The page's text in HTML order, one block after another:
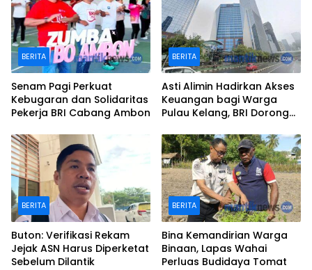
BERITA
Senam Pagi Perkuat
Kebugaran dan Solidaritas
Pekerja BRI Cabang Ambon
BERITA
Asti Alimin Hadirkan Akses
Keuangan bagi Warga
Pulau Kelang, BRI Dorong
Kepulauan
BERITA
Buton: Verifikasi Rekam
Jejak ASN Harus Diperketat
Sebelum Dilantik
BERITA
Bina Kemandirian Warga
Binaan, Lapas Wahai
Perluas Budidaya Tomat